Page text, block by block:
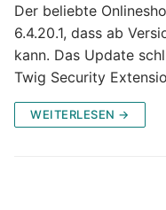
Der beliebte
6.4.20.1, dass ab
kann. Das Update
Twig Security
WEITERLESEN →